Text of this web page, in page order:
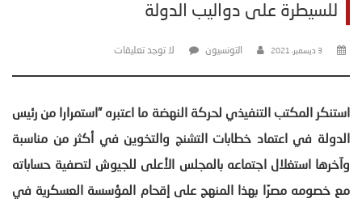
للسيطرة على دواليب الدولة
3 ديسمبر، 2021 التونسيون لا توجد تعليقات
استنكر المكتب التنفيذي لحركة النهضة ما اعتبره ”استمرارا من رئيس
الدولة في اعتماد خطابات التشنج والتخوين في أكثر من مناسبة
وآخرها استغلال اجتماعه بالمجلس الأعلى للجيوش لتصفية حساباته
مع خصومه مصرّا بهذا المنهج على إقحام المؤسسة العسكرية في